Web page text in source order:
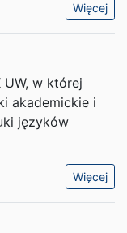
Więcej
UW, w której
akademickie i
języków
Więcej